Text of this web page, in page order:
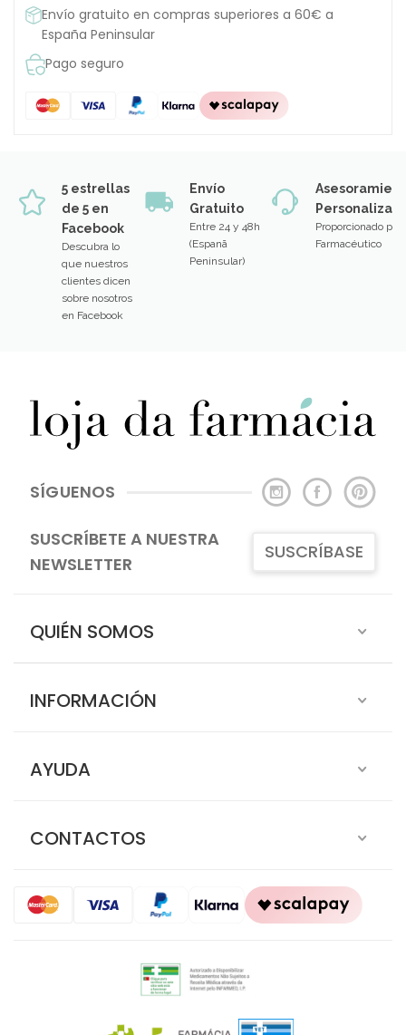
Envío gratuito en compras superiores a 60€ a
España Peninsular
Pago seguro
5 estrellas
de 5 en
Facebook
Descubra lo
que nuestros
clientes dicen
sobre nosotros
en Facebook
Envío
Gratuito
Entre 24 y 48h
(Espanã
Peninsular)
Proporcionado por
Farmacéutico
SÍGUENOS
SUSCRÍBETE A NUESTRA
NEWSLETTER
SUSCRÍBASE
QUIÉN SOMOS
INFORMACIÓN
AYUDA
CONTACTOS